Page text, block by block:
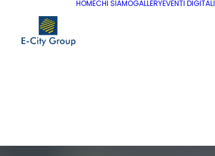
HOMECHI SIAMOGALLERYEVENTI DIGITALI